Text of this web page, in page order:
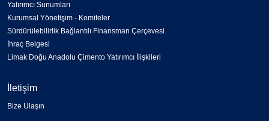
Yatırımcı Sunumları
Kurumsal Yönetişim - Komiteler
Sürdürülebilirlik Bağlantılı Finansman Çerçevesi
İhraç Belgesi
Limak Doğu Anadolu Çimento Yatırımcı İlişkileri
İletişim
Bize Ulaşın